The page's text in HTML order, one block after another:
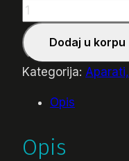
Prsten
za
pigmente
sa
poklopcem
količina
Dodaj u korpu
Kategorija:
Opis
Opis